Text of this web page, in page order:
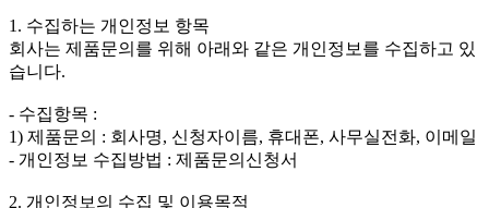
1. 수집하는 개인정보 항목
회사는 제품문의를 위해 아래와 같은 개인정보를 수집하고 있
습니다.
- 수집항목 :
1) 제품문의 : 회사명, 신청자이름, 휴대폰, 사무실전화, 이메일
- 개인정보 수집방법 : 제품문의신청서
2. 개인정보의 수집 및 이용목적